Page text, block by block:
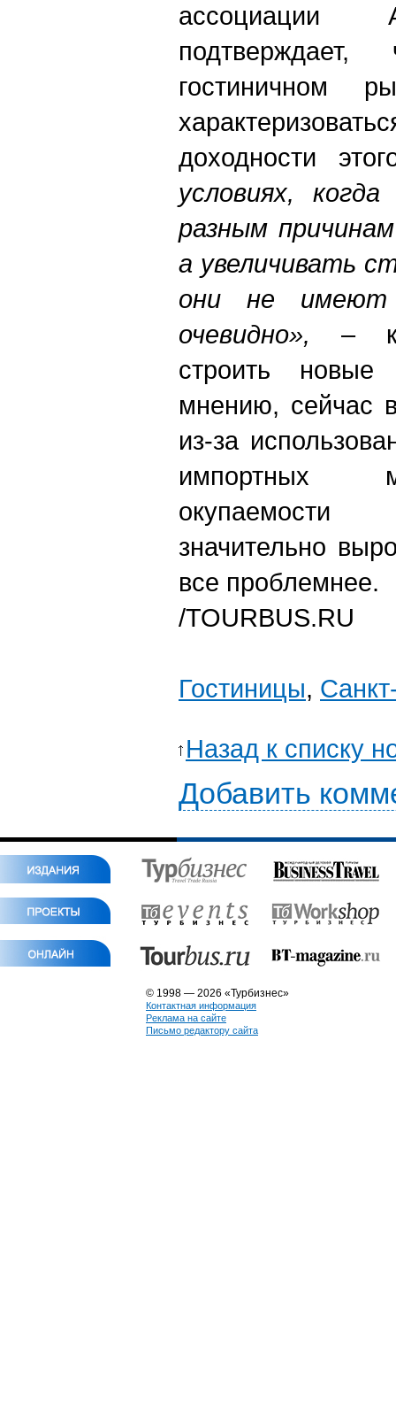
ассоциации
гостиничном
доходности
условиях,
разным
а увеличивать
они не имеют
очевидно», –
строить
мнению, сейчас
из-за
импортных
значительно
все
/TOURBUS.RU
Гостиницы,
Назад к списку
Добавить
© 1998 — 2026 «Турбизнес»
Контактная информация
Реклама на сайте
Письмо редактору сайта